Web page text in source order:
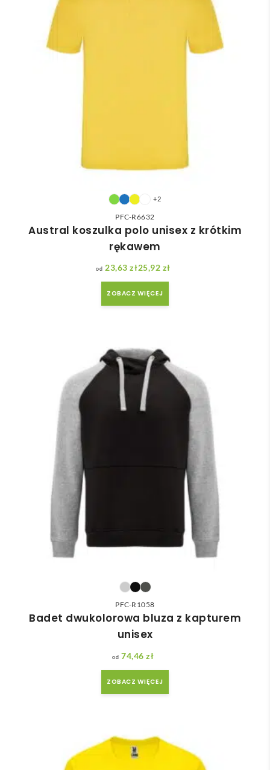
+2
PFC-R6632
Austral koszulka polo unisex z krótkim
rękawem
23,63 zł25,92 zł
ZOBACZ WIĘCEJ
PFC-R1058
Badet dwukolorowa bluza z kapturem
unisex
74,46zł
ZOBACZ WIĘCEJ